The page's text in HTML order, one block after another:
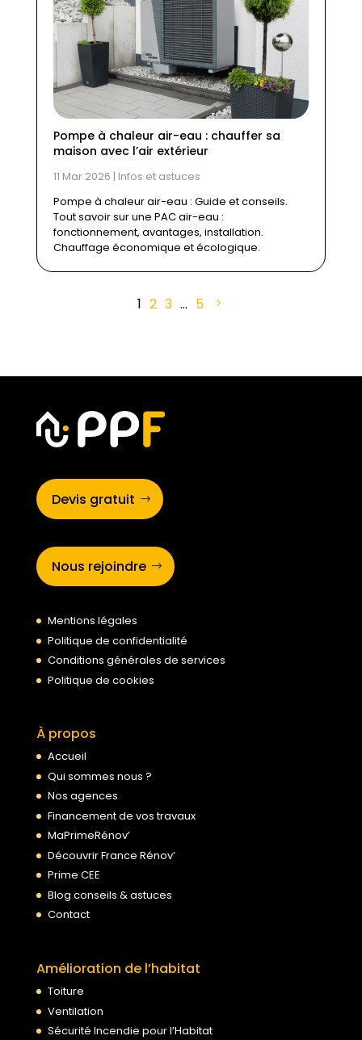
Pompe à chaleur air-eau : chauffer sa
maison avec l’air extérieur
11 Mar 2026 | Infos et astuces
Pompe à chaleur air-eau : Guide et conseils.
Tout savoir sur une PAC air-eau :
fonctionnement, avantages, installation.
Chauffage économique et écologique.
1 2 3 … 5
Devis gratuit
Nous rejoindre
Mentions légales
Politique de confidentialité
Conditions générales de services
Politique de cookies
À propos
Accueil
Qui sommes nous ?
Nos agences
Financement de vos travaux
MaPrimeRénov’
Découvrir France Rénov’
Prime CEE
Blog conseils & astuces
Contact
Amélioration de l’habitat
Toiture
Ventilation
Sécurité Incendie pour l’Habitat